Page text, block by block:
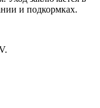
и подкормках.